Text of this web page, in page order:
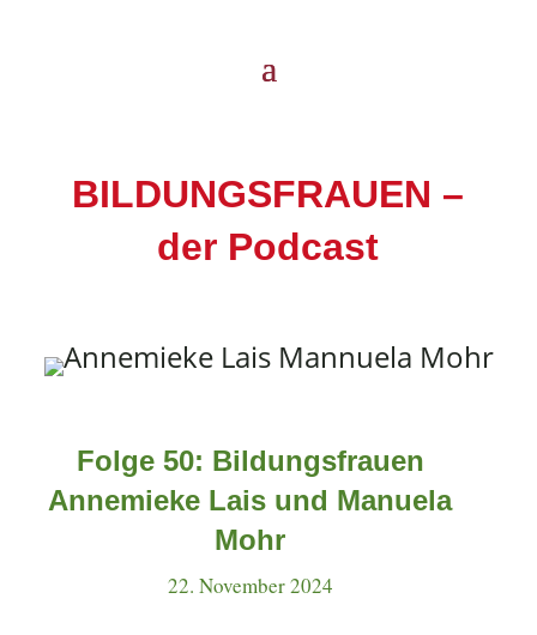
BILDUNGSFRAUEN –
der Podcast
Folge 50: Bildungsfrauen
Annemieke Lais und Manuela
Mohr
22. November 2024